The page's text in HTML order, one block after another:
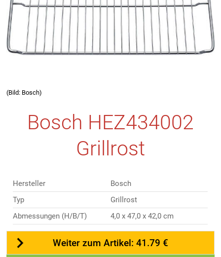
(Bild: Bosch)
Bosch HEZ434002
Grillrost
Hersteller
Bosch
Typ
Grillrost
Abmessungen (H/B/T)
4,0 x 47,0 x 42,0 cm
Weiter zum Artikel: 41.79 €